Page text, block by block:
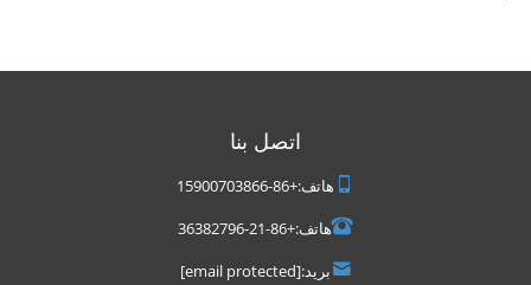
اتصل بنا
هاتف:+86-15900703866
هاتف:+86-21-36382796
بريد:[email protected]